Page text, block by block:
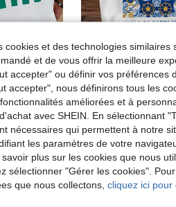
1 pièce T-shirt graphique pour hommes, vacances à la plage, décontracté d'été, imprimé, coupe ample, manches courtes
Entrepôt UE Débardeur homme col rond coupe
#1 BEST-SELLERS
Dès8,49€
cookies et des technologies
et de vous offrir la meilleure
accepter" ou définir vos préférences
accepter", nous définirons tous les
améliorées et à
avec SHEIN. En sélectionnant
nécessaires qui permettent à notre
les paramètres de votre
plus sur les cookies que nous
sélectionner "Gérer les cookies".
que nous collectons, cliquez ici pour